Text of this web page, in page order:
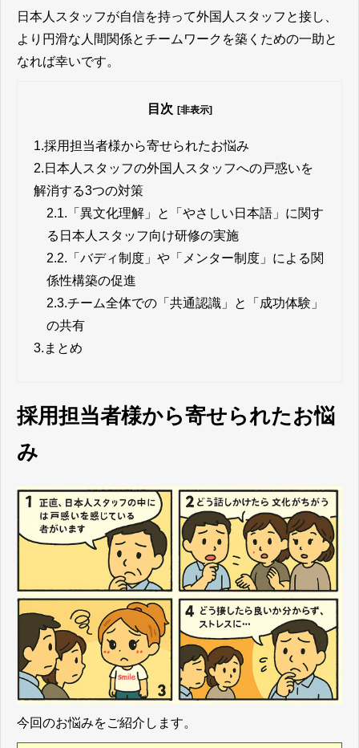
日本人スタッフが自信を持って外国人スタッフと接し、
より円滑な人間関係とチームワークを築くための一助と
なれば幸いです。
目次 [非表示]
1.採用担当者様から寄せられたお悩み
2. 日本人スタッフの外国人スタッフへの戸惑いを
解消する3つの対策
2.1. 「異文化理解」と「やさしい日本語」に関す
る日本人スタッフ向け研修の実施
2.2. 「バディ制度」や「メンター制度」による関
係性構築の促進
2.3.チーム全体での「共通認識」と「成功体験」
の共有
3. まとめ
採用担当者様から寄せられたお悩
み
今回のお悩みをご紹介します。